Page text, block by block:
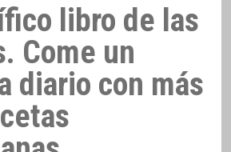
libro de las
Come un
diario con más